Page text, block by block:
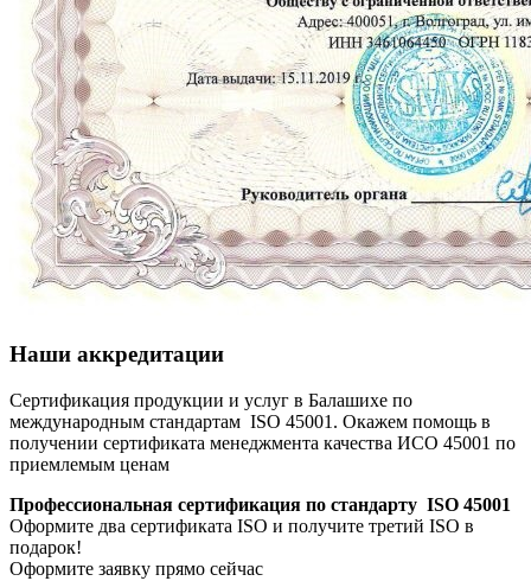
Наши аккредитации
Сертификация продукции и услуг в Балашихе по
международным стандартам ISO 45001. Окажем помощь в
получении сертификата менеджмента качества ИСО 45001 по
приемлемым ценам
Профессиональная сертификация по стандарту ISO 45001
Оформите два сертификата ISO и получите третий ISO в
подарок!
Оформите заявку прямо сейчас